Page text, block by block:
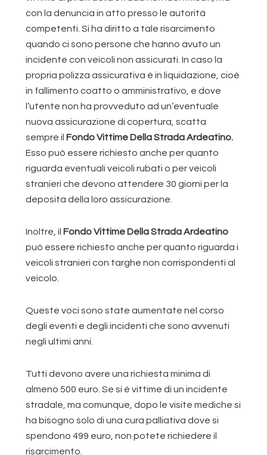
con la denuncia in atto presso le autorità
competenti. Si ha diritto a tale risarcimento
quando ci sono persone che hanno avuto un
incidente con veicoli non assicurati. In caso la
propria polizza assicurativa è in liquidazione, cioè
in fallimento coatto o amministrativo, e dove
l’utente non ha provveduto ad un’eventuale
nuova assicurazione di copertura, scatta
sempre il Fondo Vittime Della Strada Ardeatino.
Esso può essere richiesto anche per quanto
riguarda eventuali veicoli rubati o per veicoli
stranieri che devono attendere 30 giorni per la
deposita della loro assicurazione.
Inoltre, il Fondo Vittime Della Strada Ardeatino
può essere richiesto anche per quanto riguarda i
veicoli stranieri con targhe non corrispondenti al
veicolo.
Queste voci sono state aumentate nel corso
degli eventi e degli incidenti che sono avvenuti
negli ultimi anni.
Tutti devono avere una richiesta minima di
almeno 500 euro. Se si è vittime di un incidente
stradale, ma comunque, dopo le visite mediche si
ha bisogno solo di una cura palliativa dove si
spendono 499 euro, non potete richiedere il
risarcimento.